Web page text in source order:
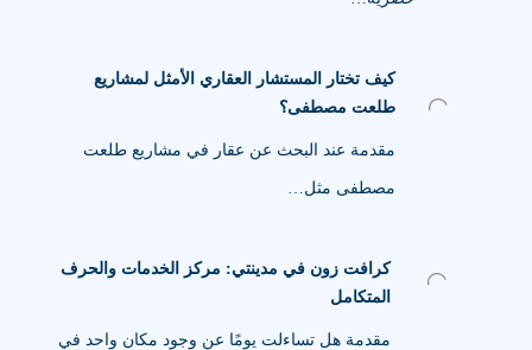
كيف تختار المستشار العقاري الأمثل لمشاريع
طلعت مصطفى؟
مقدمة عند البحث عن عقار في مشاريع طلعت
مصطفى مثل…
كرافت زون في مدينتي: مركز الخدمات والحرف
المتكامل
مقدمة هل تساءلت يومًا عن وجود مكان واحد في